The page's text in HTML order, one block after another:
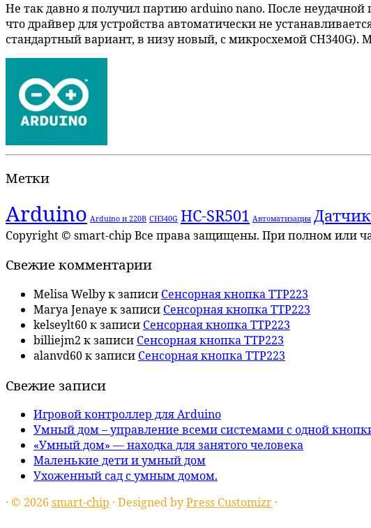
Не так давно я получил партию arduino nano. После
что драйвер для устройства автоматически не
стандартный вариант, в низу новый, с микросхемой CH340G).
Метки
Arduino Arduino и 220В CH340G HC-SR501 Автоматизация
Copyright © smart-chip Все права защищены. При полном или
Свежие комментарии
Melisa Welbyк записи Сенсорная кнопка TTP223
Marya Jenaye к записи Сенсорная кнопка TTP223
kelseylt60к записи Сенсорная кнопка TTP223
billiejm2 к записи Сенсорная кнопка TTP223
alanvd60к записи Сенсорная кнопка TTP223
Свежие записи
Игровой контроллер для Arduino
Умный дом – управление всеми системами с одной
«Умный дом» — находка для занятого человека
Маленькие дети и умный дом
Ухоженный сад с умным домом.
· © 2026 smart-chip · Designed byPress Customizr ·